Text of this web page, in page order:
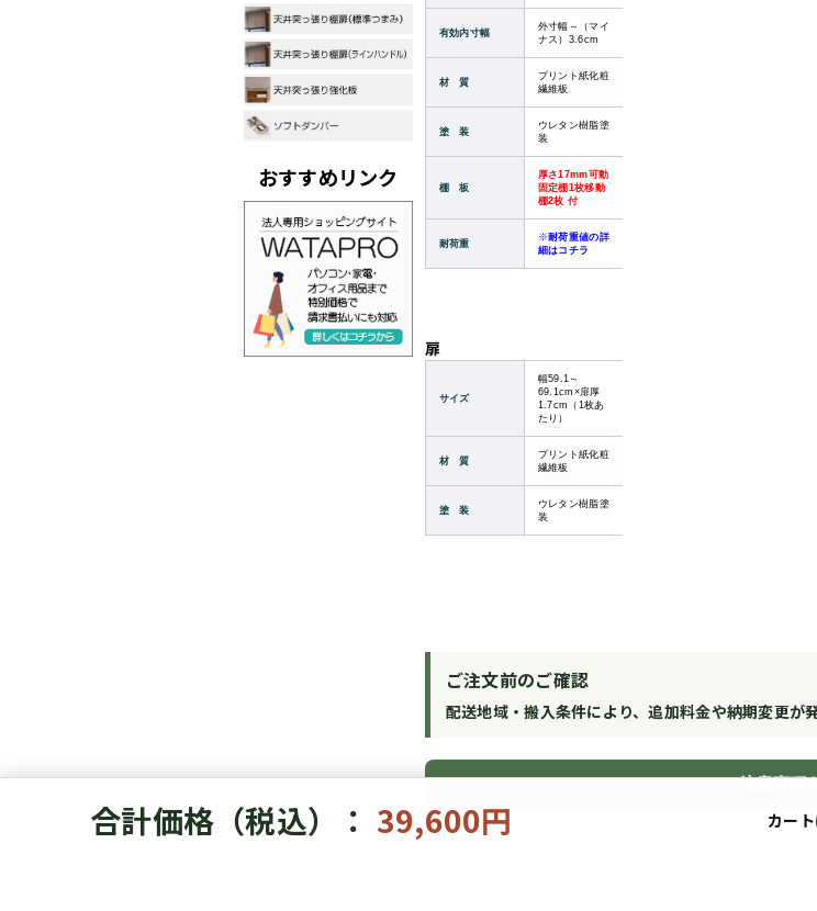
おすすめリンク
有効内寸幅
外寸幅～（マイ
ナス）3.6cm
材 質
プリント紙化粧
繊維板
塗 装
ウレタン樹脂塗
装
棚 板
厚さ17mm可動
固定棚1枚移動
棚2枚 付
耐荷重
※耐荷重値の詳
細はコチラ
扉
サイズ
幅59.1～
69.1cm×扉厚
1.7cm（1枚あ
たり）
材 質
プリント紙化粧
繊維板
塗 装
ウレタン樹脂塗
装
合計価格（税込）： 39,600円 カー
ご注文前のご確認
配送地域・搬入条件により、追加料金や納期変更が
注意事項